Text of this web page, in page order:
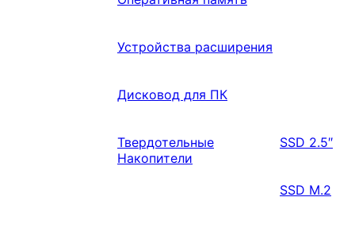
Устройства расширения
Дисковод для ПК
Твердотельные
Накопители
SSD 2.5″
SSD M.2